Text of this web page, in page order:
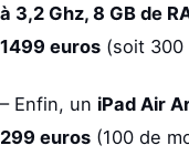
à 3,2 Ghz, 8 GB de
1499 euros (soit 300
– Enfin, un iPad Air
299 euros (100 de